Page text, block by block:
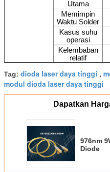
Utama
Memimpin
Waktu Solder
Kasus suhu
operasi
Kelembaban
relatif
Tag: dioda laser daya tinggi ,
modul dioda laser daya tinggi
Dapatkan
976nm
Diode